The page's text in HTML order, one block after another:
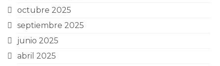
octubre 2025
septiembre 2025
junio 2025
abril 2025